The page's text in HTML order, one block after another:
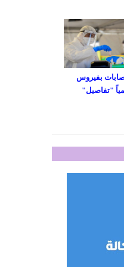
بفيروس
"تفاصيل"